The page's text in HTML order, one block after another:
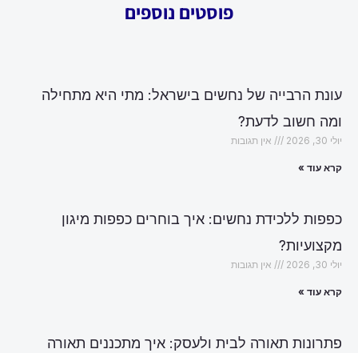
פוסטים נוספים
עונת הרבייה של נחשים בישראל: מתי היא מתחילה
ומה חשוב לדעת?
יולי 30, 2026 אין תגובות
קרא עוד »
כפפות ללכידת נחשים: איך בוחרים כפפות מיגון
מקצועיות?
יולי 30, 2026 אין תגובות
קרא עוד »
פתרונות תאורה לבית ולעסק: איך מתכננים תאורה